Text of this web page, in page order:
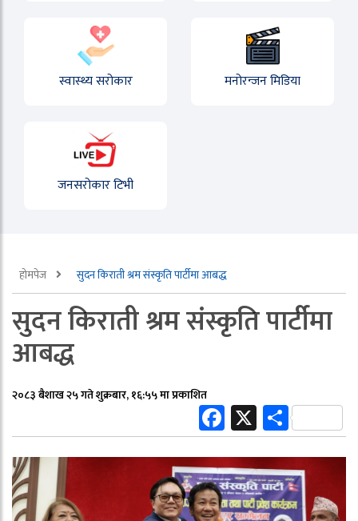
स्वास्थ्य सरोकार मनोरन्जन मिडिया
जनसरोकार टिभी
होमपेज सुदन किराती श्रम संस्कृति पार्टीमा आबद्ध
सुदन किराती श्रम संस्कृति पार्टीमा
आबद्ध
२०८३ बैशाख २५ गते शुक्रबार, १६:५५ मा प्रकाशित
Facebook
XShare